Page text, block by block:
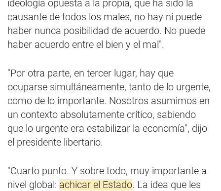
ideología opuesta a la propia, que ha sido la
causante de todos los males, no hay ni puede
haber nunca posibilidad de acuerdo. No puede
haber acuerdo entre el bien y el mal".
"Por otra parte, en tercer lugar, hay que
ocuparse simultáneamente, tanto de lo urgente,
como de lo importante. Nosotros asumimos en
un contexto absolutamente crítico, sabiendo
que lo urgente era estabilizar la economía", dijo
el presidente libertario.
"Cuarto punto. Y sobre todo, muy importante a
nivel global: achicar el Estado. La idea que les